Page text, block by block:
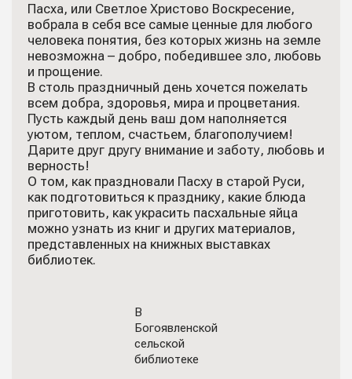
Пасха, или Светлое Христово Воскресение,
вобрала в себя все самые ценные для любого
человека понятия, без которых жизнь на земле
невозможна – добро, победившее зло, любовь
и прощение.
В столь праздничный день хочется пожелать
всем добра, здоровья, мира и процветания.
Пусть каждый день ваш дом наполняется
уютом, теплом, счастьем, благополучием!
Дарите друг другу внимание и заботу, любовь и
верность!
О том, как праздновали Пасху в старой Руси,
как подготовиться к празднику, какие блюда
приготовить, как украсить пасхальные яйца
можно узнать из книг и других материалов,
представленных на книжных выставках
библиотек.
В
Богоявленской
сельской
библиотеке